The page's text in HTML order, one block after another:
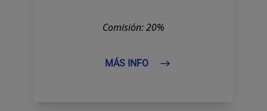
Comisión: 20%
MÁS INFO